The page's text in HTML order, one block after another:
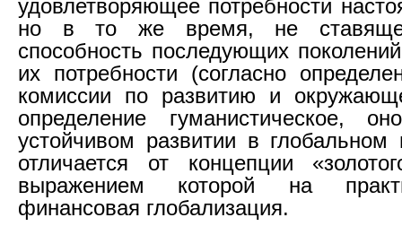
удовлетворяющее потребности
но в то же время, не
способность последующих
их потребности (согласно
комиссии по развитию и
определение гуманистическое,
устойчивом развитии в
отличается от концепции
выражением которой на
финансовая глобализация.